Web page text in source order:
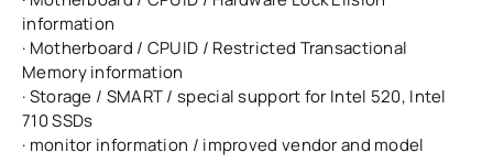
information
· Motherboard / CPUID / Restricted Transactional
Memory information
· Storage / SMART / special support for Intel 520, Intel
710 SSDs
· monitor information / improved vendor and model